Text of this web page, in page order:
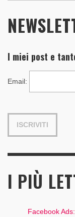
I miei post e
Email:
I PIÙ
Facebook